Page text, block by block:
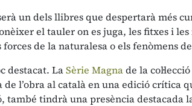
un dels llibres que despertarà més
el tauler on es juga, les fitxes i les
de la naturalesa o els fenòmens
destacat. LaSèrie Magnade la
l’obra al català en una edició crítica
també tindrà una presència destacada